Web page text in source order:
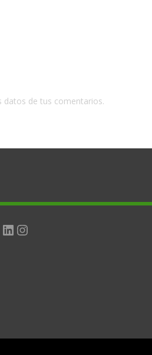
datos de tus comentarios.
LinkedIn
Instagram